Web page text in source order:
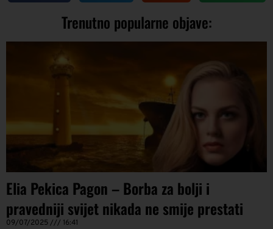
Trenutno popularne objave:
Elia Pekica Pagon – Borba za bolji i
pravedniji svijet nikada ne smije prestati
09/07/2025 16:41